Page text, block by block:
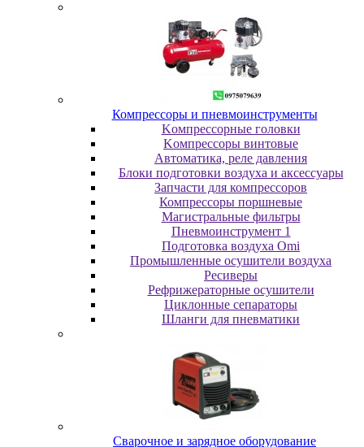
Компрессоры и пневмоинструменты
Koмпpeccopныe гoлoвки
Koмпpeccopы винтoвыe
Автоматика, реле давления
Блоки подготовки воздуха и аксессуары
Запчасти для компрессоров
Компрессоры поршневые
Магистральные фильтры
Пневмоинструмент 1
Подготовка воздуха Omi
Промышленные осушители воздуха
Ресиверы
Рефрижераторные осушители
Циклонные сепараторы
Шланги для пневматики
Cвapoчнoe и зарядное оборудование